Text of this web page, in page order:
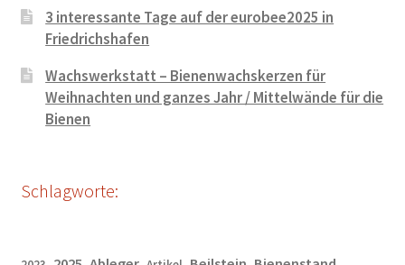
3 interessante Tage auf der eurobee2025 in
Friedrichshafen
Wachswerkstatt – Bienenwachskerzen für
Weihnachten und ganzes Jahr / Mittelwände für die
Bienen
Schlagworte: